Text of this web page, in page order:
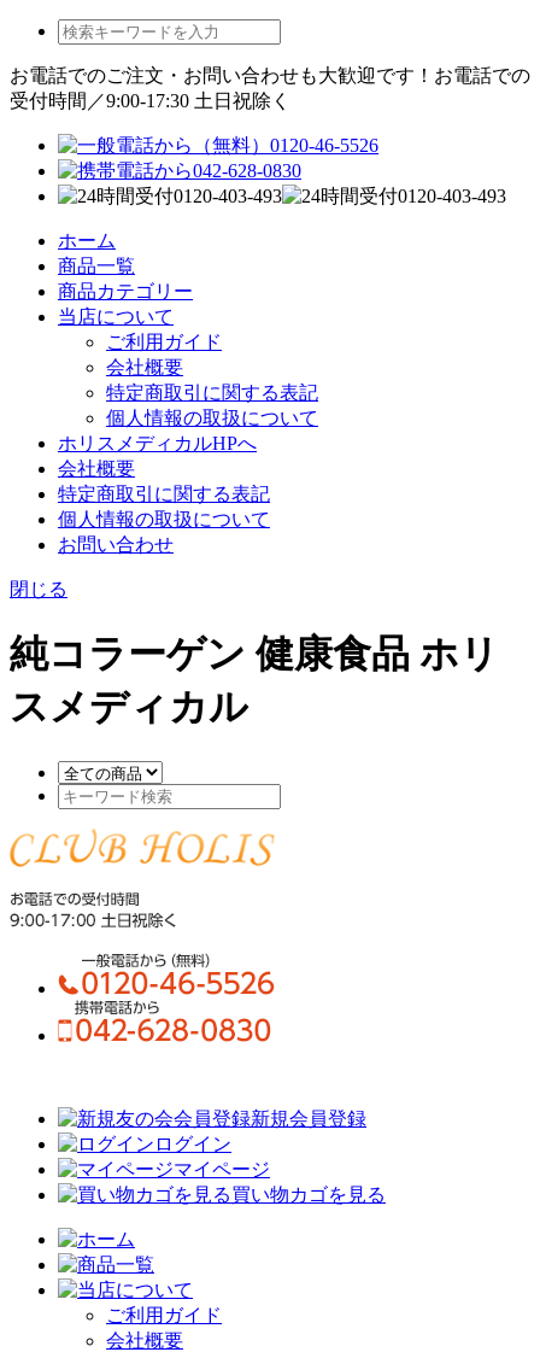
お電話でのご注文・お問い合わせも大歓迎です！ お電話での
受付時間／9:00-17:30 土日祝除く
ホーム
商品一覧
商品カテゴリー
当店について
ご利用ガイド
会社概要
特定商取引に関する表記
個人情報の取扱について
ホリスメディカルHPへ
会社概要
特定商取引に関する表記
個人情報の取扱について
お問い合わせ
閉じる
純コラーゲン 健康食品 ホリ
スメディカル
新規会員登録
ログイン
マイページ
買い物カゴを見る
ご利用ガイド
会社概要